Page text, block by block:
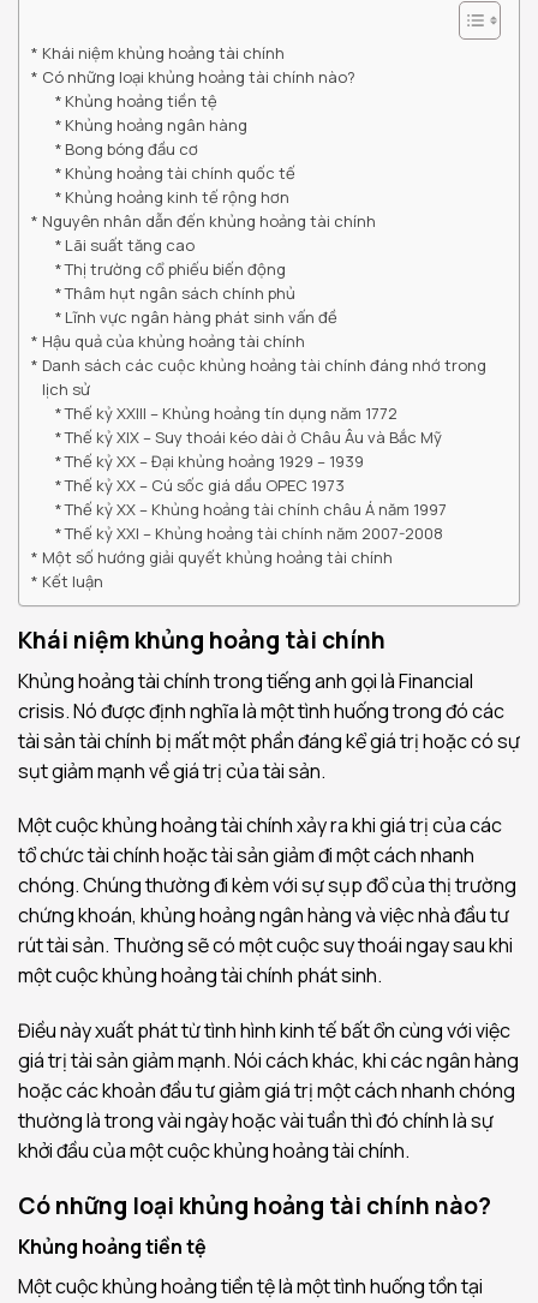
Khái niệm khủng hoảng tài chính
Có những loại khủng hoảng tài chính nào?
Khủng hoảng tiền tệ
Khủng hoảng ngân hàng
Bong bóng đầu cơ
Khủng hoảng tài chính quốc tế
Khủng hoảng kinh tế rộng hơn
Nguyên nhân dẫn đến khủng hoảng tài chính
Lãi suất tăng cao
Thị trường cổ phiếu biến động
Thâm hụt ngân sách chính phủ
Lĩnh vực ngân hàng phát sinh vấn đề
Hậu quả của khủng hoảng tài chính
Danh sách các cuộc khủng hoảng tài chính đáng nhớ trong
lịch sử
Thế kỷ XXIII – Khủng hoảng tín dụng năm 1772
Thế kỷ XIX – Suy thoái kéo dài ở Châu Âu và Bắc Mỹ
Thế kỷ XX – Đại khủng hoảng 1929 – 1939
Thế kỷ XX – Cú sốc giá dầu OPEC 1973
Thế kỷ XX – Khủng hoảng tài chính châu Á năm 1997
Thế kỷ XXI – Khủng hoảng tài chính năm 2007-2008
Một số hướng giải quyết khủng hoảng tài chính
Kết luận
Khái niệm khủng hoảng tài chính
Khủng hoảng tài chính trong tiếng anh gọi là Financial
crisis. Nó được định nghĩa là một tình huống trong đó các
tài sản tài chính bị mất một phần đáng kể giá trị hoặc có sự
sụt giảm mạnh về giá trị của tài sản.
Một cuộc khủng hoảng tài chính xảy ra khi giá trị của các
tổ chức tài chính hoặc tài sản giảm đi một cách nhanh
chóng. Chúng thường đi kèm với sự sụp đổ của thị trường
chứng khoán, khủng hoảng ngân hàng và việc nhà đầu tư
rút tài sản. Thường sẽ có một cuộc suy thoái ngay sau khi
một cuộc khủng hoảng tài chính phát sinh.
Điều này xuất phát từ tình hình kinh tế bất ổn cùng với việc
giá trị tài sản giảm mạnh. Nói cách khác, khi các ngân hàng
hoặc các khoản đầu tư giảm giá trị một cách nhanh chóng
thường là trong vài ngày hoặc vài tuần thì đó chính là sự
khởi đầu của một cuộc khủng hoảng tài chính.
Có những loại khủng hoảng tài chính nào?
Khủng hoảng tiền tệ
Một cuộc khủng hoảng tiền tệ là một tình huống tồn tại